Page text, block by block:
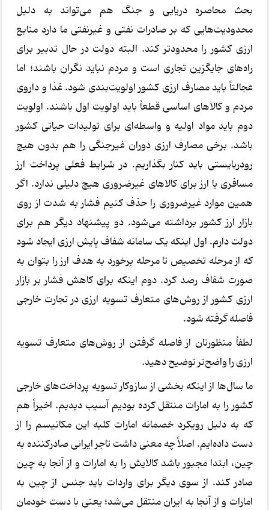
بحث محاصره دریایی و جنگ هم می‌تواند به دلیل
محدودیت‌هایی که بر صادرات نفتی و غیرنفتی ما دارد منابع
ارزی کشور را محدودتر کند. البته دولت در حال تدبیر برای
راه‌های جایگزین تجاری است و مردم نباید نگران باشند؛ اما
عجالتاً باید مصارف ارزی کشور اولویت‌بندی شود. غذا و داروی
مردم و کالاهای اساسی قطعاً باید اولویت اول باشند. اولویت
دوم باید مواد اولیه و واسطه‌ای برای تولیدات حیاتی کشور
باشد. برخی مصارف ارزی دوران غیرجنگی را هم بدون هیچ
رودربایستی باید کنار بگذاریم. در شرایط فعلی پرداخت ارز
مسافری یا ارز برای کالاهای غیرضروری هیچ دلیلی ندارد. اگر
همین موارد غیرضروری را حذف کنیم فشار به شدت از روی
بازار ارز کشور برداشته می‌شود. دو پیشنهاد دیگر هم برای
دولت دارم. اول اینکه یک سامانه شفاف پایش ارزی ایجاد شود
که از مرحله تخصیص تا مرحله برخورد به هدف ارز را بتوان به
صورت شفاف رصد کرد. دوم اینکه برای کاهش فشار بر بازار
ارزی کشور از روش‌های متعارف تسویه ارزی در تجارت خارجی
فاصله گرفته شود.
لطفاً منظورتان از فاصله گرفتن از روش‌های متعارف تسویه
ارزی را واضح‌تر توضیح دهید.
ما سال‌ها از اینکه بخشی از سازوکار تسویه پرداخت‌های خارجی
کشور را به امارات منتقل کرده بودیم آسیب دیدیم. اخیراً هم
که به دلیل رویکرد خصمانه امارات کلیه این مکانیسم را از
دست داده‌ایم. اصلاً چه معنی داشت تاجر ایرانی صادرکننده به
چین، ابتدا مجبور باشد کالایش را به امارات و از آنجا به چین
صادر کند. از سوی دیگر برای واردات باید جنس از چین به
امارات و از آنجا به ایران منتقل می‌شد؛ یعنی با دست خودمان